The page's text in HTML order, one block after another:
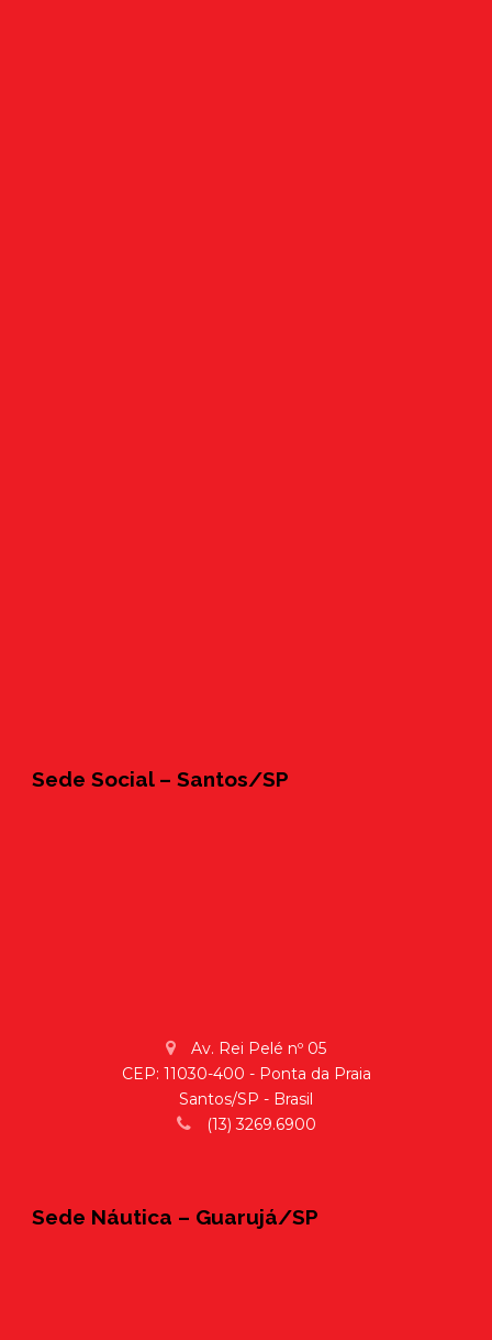
Sede Social – Santos/SP
Av. Rei Pelé nº 05
CEP: 11030-400 - Ponta da Praia
Santos/SP - Brasil
(13) 3269.6900
Sede Náutica – Guarujá/SP